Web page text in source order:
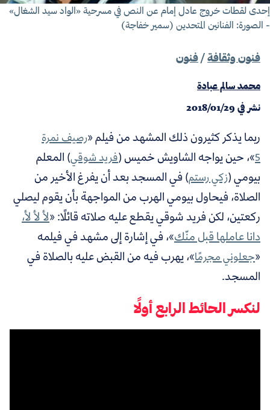
لقطات خروج عادل إمام عن النص في مسرحية «الواد سيد الشغال»
الفنانين المتحدين (سمير خفاجة)
فنون وثقافة/ فنون
محمد سالم عبادة
نشر في2018/01/29
ربما يذكر كثيرون ذلك المشهد من فيلم «رصيف نمرة
5»، حين يواجه الشاويش خميس (فريد شوقي) المعلم
بيومي (زكي رستم) في المسجد بعد أن يفرغ الأخير من
الصلاة، فيحاول بيومي الهرب من المواجهة بأن يقوم ليصلي
ركعتين، لكن فريد شوقي يقطع عليه صلاته قائلًا: «لأ لأ لأ،
دانا عاملها قبل منّك»، في إشارة إلى مشهد في فيلمه
«جعلوني مجرمًا»، يهرب فيه من القبض عليه بالصلاة في
المسجد.
لنكسر الحائط الرابع أولًا